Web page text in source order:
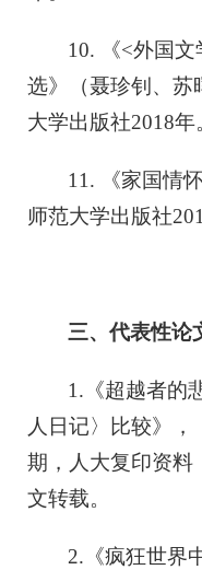
10. 《<外国
选》（聂珍钊、苏
大学出版社2018年
11. 《家国情
师范大学出版社
三、代表性论
1.《超越者的
人日记〉比较》，
期，人大复印资料
文转载。
2.《疯狂世界